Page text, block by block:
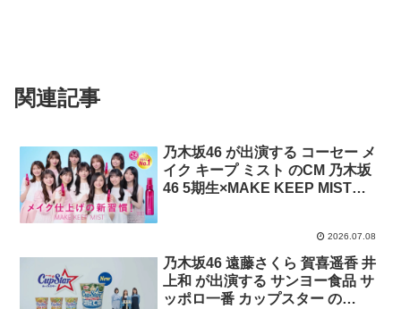
関連記事
乃木坂46 が出演する コーセー メ
イク キープ ミスト のCM 乃木坂
46 5期生×MAKE KEEP MIST
2026.07.08
乃木坂46 遠藤さくら 賀喜遥香 井
上和 が出演する サンヨー食品 サ
ッポロ一番 カップスター の